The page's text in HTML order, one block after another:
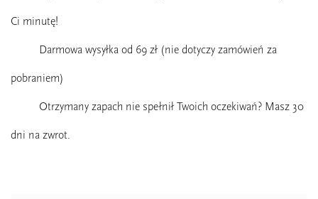
Ci minutę!
Darmowa wysyłka od 69 zł (nie dotyczy zamówień za
pobraniem)
Otrzymany zapach nie spełnił Twoich oczekiwań? Masz 30
dni na zwrot.